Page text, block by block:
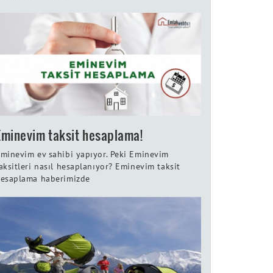
taksit hesaplama!
ev sahibi yapıyor. Peki Eminevim
nasıl hesaplanıyor? Eminevim taksit
haberimizde